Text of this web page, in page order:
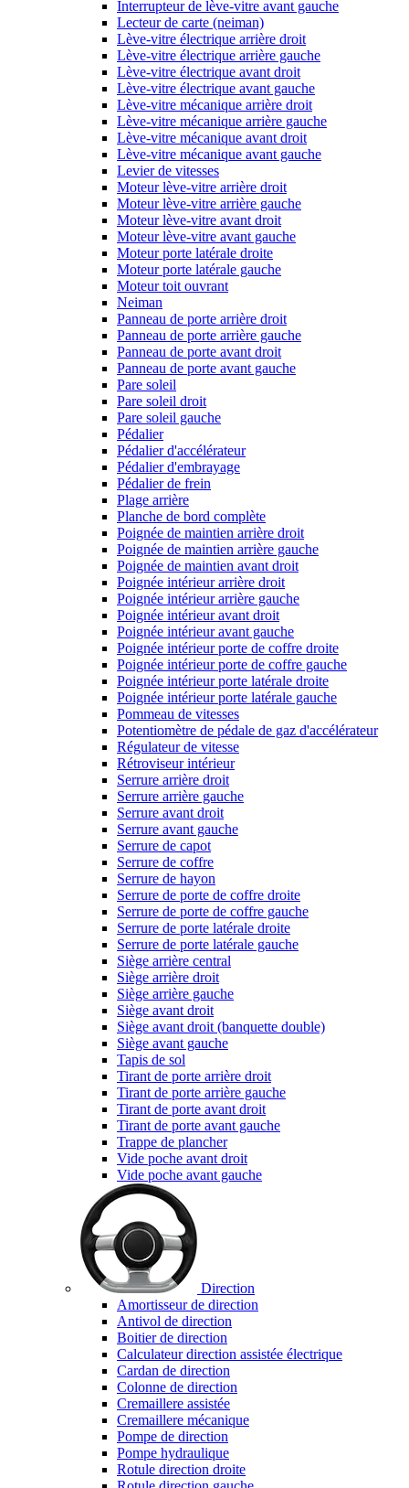
Interrupteur de lève-vitre avant gauche
Lecteur de carte (neiman)
Lève-vitre électrique arrière droit
Lève-vitre électrique arrière gauche
Lève-vitre électrique avant droit
Lève-vitre électrique avant gauche
Lève-vitre mécanique arrière droit
Lève-vitre mécanique arrière gauche
Lève-vitre mécanique avant droit
Lève-vitre mécanique avant gauche
Levier de vitesses
Moteur lève-vitre arrière droit
Moteur lève-vitre arrière gauche
Moteur lève-vitre avant droit
Moteur lève-vitre avant gauche
Moteur porte latérale droite
Moteur porte latérale gauche
Moteur toit ouvrant
Neiman
Panneau de porte arrière droit
Panneau de porte arrière gauche
Panneau de porte avant droit
Panneau de porte avant gauche
Pare soleil
Pare soleil droit
Pare soleil gauche
Pédalier
Pédalier d'accélérateur
Pédalier d'embrayage
Pédalier de frein
Plage arrière
Planche de bord complète
Poignée de maintien arrière droit
Poignée de maintien arrière gauche
Poignée de maintien avant droit
Poignée intérieur arrière droit
Poignée intérieur arrière gauche
Poignée intérieur avant droit
Poignée intérieur avant gauche
Poignée intérieur porte de coffre droite
Poignée intérieur porte de coffre gauche
Poignée intérieur porte latérale droite
Poignée intérieur porte latérale gauche
Pommeau de vitesses
Potentiomètre de pédale de gaz d'accélérateur
Régulateur de vitesse
Rétroviseur intérieur
Serrure arrière droit
Serrure arrière gauche
Serrure avant droit
Serrure avant gauche
Serrure de capot
Serrure de coffre
Serrure de hayon
Serrure de porte de coffre droite
Serrure de porte de coffre gauche
Serrure de porte latérale droite
Serrure de porte latérale gauche
Siège arrière central
Siège arrière droit
Siège arrière gauche
Siège avant droit
Siège avant droit (banquette double)
Siège avant gauche
Tapis de sol
Tirant de porte arrière droit
Tirant de porte arrière gauche
Tirant de porte avant droit
Tirant de porte avant gauche
Trappe de plancher
Vide poche avant droit
Vide poche avant gauche
Direction
Amortisseur de direction
Antivol de direction
Boitier de direction
Calculateur direction assistée électrique
Cardan de direction
Colonne de direction
Cremaillere assistée
Cremaillere mécanique
Pompe de direction
Pompe hydraulique
Rotule direction droite